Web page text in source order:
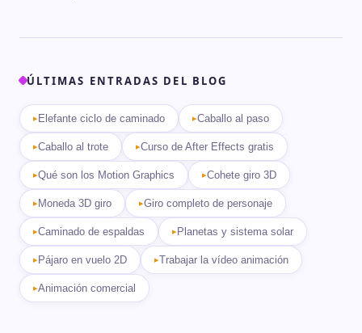
ÚLTIMAS ENTRADAS DEL BLOG
Elefante ciclo de caminado Caballo al paso
Caballo al trote Curso de After Effects gratis
Qué son los Motion Graphics Cohete giro 3D
Moneda 3D giro Giro completo de personaje
Caminado de espaldas Planetas y sistema solar
Pájaro en vuelo 2D Trabajar la vídeo animación
Animación comercial